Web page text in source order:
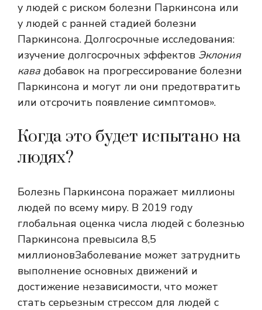
у людей с риском болезни Паркинсона или
у людей с ранней стадией болезни
Паркинсона. Долгосрочные исследования:
изучение долгосрочных эффектов Эклония
кава добавок на прогрессирование болезни
Паркинсона и могут ли они предотвратить
или отсрочить появление симптомов».
Когда это будет испытано на
людях?
Болезнь Паркинсона поражает миллионы
людей по всему миру. В 2019 году
глобальная оценка числа людей с болезнью
Паркинсона превысила 8,5
миллионовЗаболевание может затруднить
выполнение основных движений и
достижение независимости, что может
стать серьезным стрессом для людей с